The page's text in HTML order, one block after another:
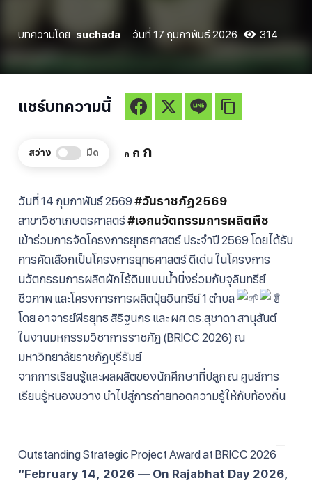
บทความโดย suchada วันที่ 17 กุมภาพันธ์ 2026 314
แชร์บทความนี้
สว่าง มืด กDecrease
กReset
กIncrease
วันที่ 14 กุมภาพันธ์ 2569#วันราชภัฏ2569
สาขาวิชาเกษตรศาสตร์#เอกนวัตกรรมการผลิตพืช
เข้าร่วมการจัดโครงการยุทธศาสตร์ ประจำปี 2569 โดยได้รับ
การคัดเลือกเป็นโครงการยุทธศาสตร์ ดีเด่น ในโครงการ
นวัตกรรมการผลิตผักไร้ดินแบบน้ำนิ่งร่วมกับจุลินทรีย์
ชีวภาพ และโครงการการผลิตปุ๋ยอินทรีย์ 1 ตำบล
โดย อาจารย์พีรยุทธ สิริฐนกร และ ผศ.ดร.สุชาดา สานุสันต์
ในงานมหกรรมวิชาการราชภัฏ (BRICC 2026) ณ
มหาวิทยาลัยราชภัฏบุรีรัมย์
จากการเรียนรู้และผลผลิตของนักศึกษาที่ปลูก ณ ศูนย์การ
เรียนรู้หนองขวาง นำไปสู่การถ่ายทอดความรู้ให้กับท้องถิ่น
Outstanding Strategic Project Award at BRICC 2026
“February 14, 2026 — On Rajabhat Day 2026,